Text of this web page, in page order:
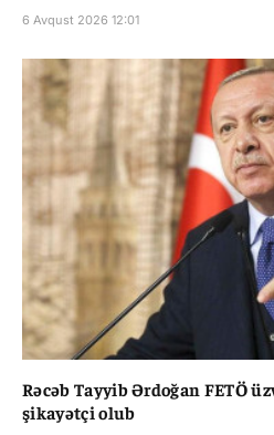
6 Avqust 2026 12:01
Rəcəb Tayyib Ərdoğan FETÖ
şikayətçi olub